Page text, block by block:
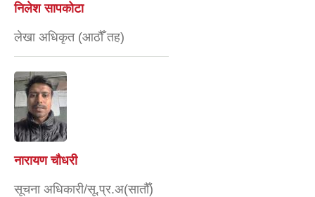
निलेश सापकोटा
लेखा अधिकृत (आठौँ तह)
नारायण चौधरी
सूचना अधिकारी/सू.प्र.अ(सातौँ)